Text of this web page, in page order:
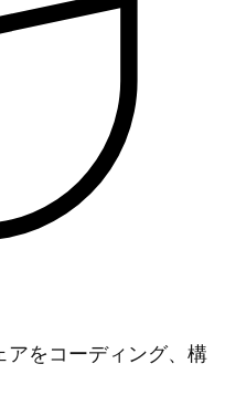
アをコーディング、構